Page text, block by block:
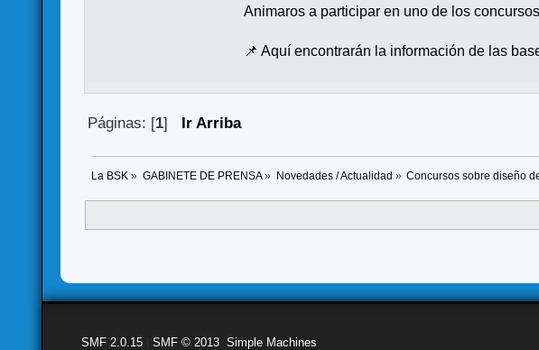
Animaros a participar en uno de los
📌 Aquí encontrarán la información de las
Páginas: [1] Ir Arriba
La BSK » GABINETE DE PRENSA» Novedades / Actualidad » Concursos sobre diseño
SMF 2.0.15 |SMF © 2013 ,Simple Machines